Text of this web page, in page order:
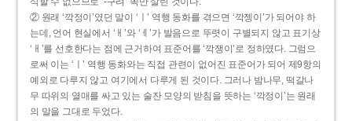
② 원래 ‘깍정이’였던 말이 ‘ㅣ’ 역행 동화를 겪으면 ‘깍젱이’가 되어야 하
는데, 언어 현실에서 ‘ㅐ’와 ‘ㅔ’가 발음으로 뚜렷이 구별되지 않고 표기상
‘ㅐ’를 선호한다는 점에 근거하여 표준어를 ‘깍쟁이’로 정하였다. 그럼으
로써 이는 ‘ㅣ’ 역행 동화와는 직접 관련이 없어진 표준어가 되어 제9항의
예외로 다루지 않고 여기에서 다루게 된 것이다. 그러나 밤나무, 떡갈나
무 따위의 열매를 싸고 있는 술잔 모양의 받침을 뜻하는 ‘깍정이’는 원래
의 말을 그대로 두었다.